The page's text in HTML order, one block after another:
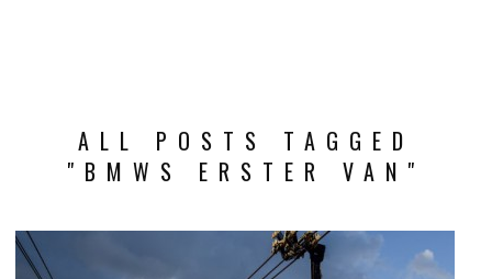
ALL POSTS TAGGED
"BMWS ERSTER VAN"